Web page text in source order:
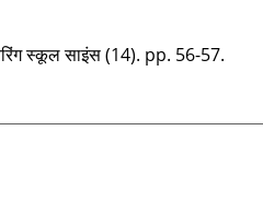
स्‍कूल साइंस (14). pp. 56-57.